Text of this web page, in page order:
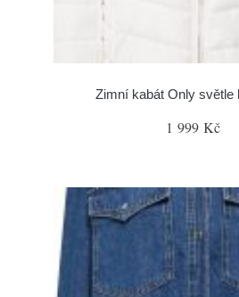
Zimní kabát Only světle
1 999 Kč